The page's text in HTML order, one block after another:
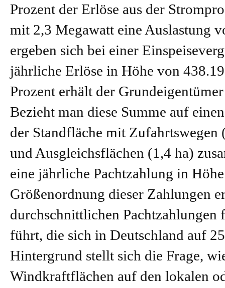
Prozent der Erlöse aus der
mit 2,3 Megawatt eine Auslastung
ergeben sich bei einer
jährliche Erlöse in Höhe von
Prozent erhält der
Bezieht man diese Summe auf
der Standfläche mit Zufahrtswegen
und Ausgleichsflächen (1,4 ha)
eine jährliche Pachtzahlung in
Größenordnung dieser Zahlungen
durchschnittlichen
führt, die sich in Deutschland auf
Hintergrund stellt sich die Frage,
Windkraftflächen auf den lokalen